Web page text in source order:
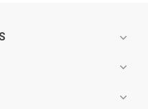
expand_more
expand_more
expand_more